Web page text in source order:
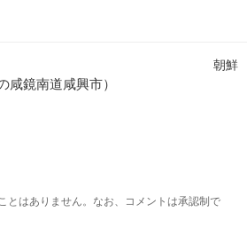
朝鮮
咸鏡南道咸興市）
とはありません。なお、コメントは承認制で